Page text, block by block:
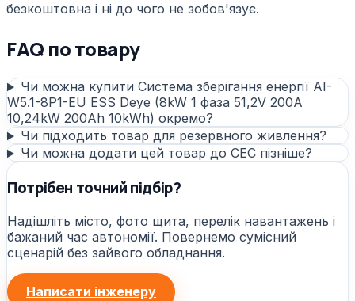
безкоштовна і ні до чого не зобов'язує.
FAQ по товару
Чи можна купити Система зберігання енергії AI-
W5.1-8P1-EU ESS Deye (8kW 1 фаза 51,2V 200A
10,24kW 200Ah 10kWh) окремо?
Чи підходить товар для резервного живлення?
Чи можна додати цей товар до СЕС пізніше?
Потрібен точний підбір?
Надішліть місто, фото щита, перелік навантажень і
бажаний час автономії. Повернемо сумісний
сценарій без зайвого обладнання.
Написати інженеру